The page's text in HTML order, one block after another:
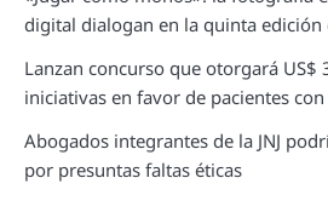
digital dialogan en la quinta edición
Lanzan concurso que otorgará US$
iniciativas en favor de pacientes
Abogados integrantes de la JNJ
por presuntas faltas éticas